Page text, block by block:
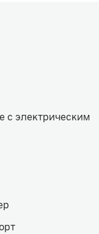
с электрическим